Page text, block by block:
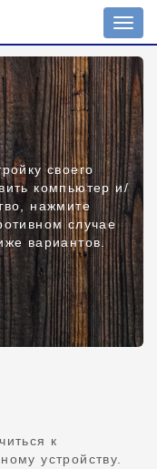
своего
компьютер и/
нажмите
случае
вариантов.
к
устройству.